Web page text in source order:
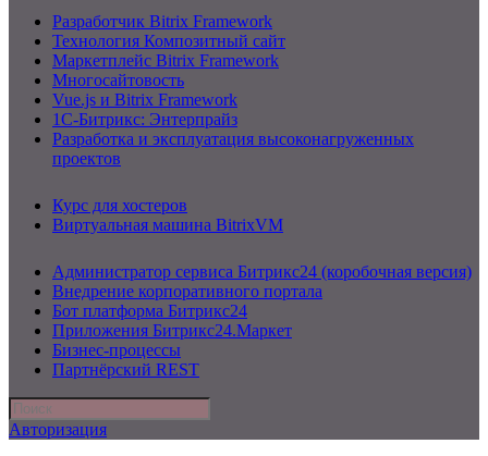
Разработчик Bitrix Framework
Технология Композитный сайт
Маркетплейс Bitrix Framework
Многосайтовость
Vue.js и Bitrix Framework
1С-Битрикс: Энтерпрайз
Разработка и эксплуатация высоконагруженных
проектов
Курс для хостеров
Виртуальная машина BitrixVM
Администратор сервиса Битрикс24 (коробочная версия)
Внедрение корпоративного портала
Бот платформа Битрикс24
Приложения Битрикс24.Маркет
Бизнес-процессы
Партнёрский REST
Авторизация